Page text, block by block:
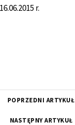
r.
POPRZEDNI ARTYKUŁ
NASTĘPNY ARTYKUŁ